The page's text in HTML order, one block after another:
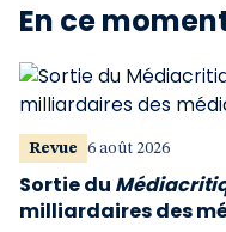
En ce
Revue 6 août 2026
Sortie du
milliardaires des